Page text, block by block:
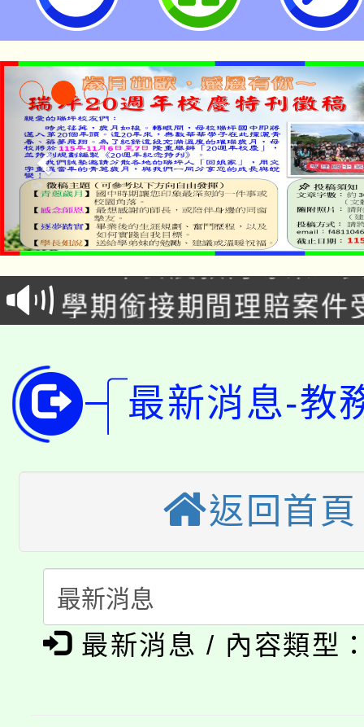
淨零綠生活教案入校路
會
115年食農教育專業人
程
學期銜接期間理賠案件
版
公告本校115學年度第
代理(課)教師甄選結果
「2026金融保險知識
生本土語及新住民語歌
公告本校115學年度第
代理(課)教師甄選結果(
代理(課)教師甄選結果(
轉知中國文化大學推廣
《TA101》溝通分析基
淨零綠生活教案入校路
115年食農教育專業人
最新消息-教
返回首頁
最新消息 / 內容類型